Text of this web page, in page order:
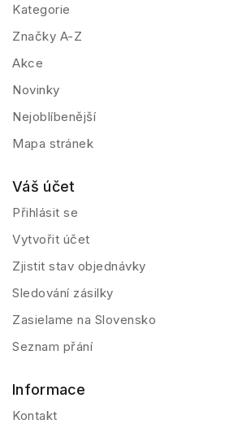
Kategorie
Značky A-Z
Akce
Novinky
Nejoblíbenější
Mapa stránek
Váš účet
Přihlásit se
Vytvořit účet
Zjistit stav objednávky
Sledování zásilky
Zasielame na Slovensko
Seznam přání
Informace
Kontakt